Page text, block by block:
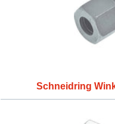
Schneidring